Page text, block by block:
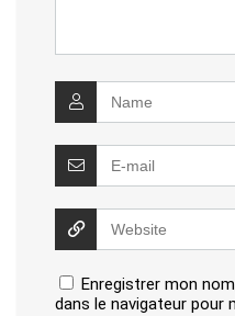
Enregistrer mon
dans le navigateur pour